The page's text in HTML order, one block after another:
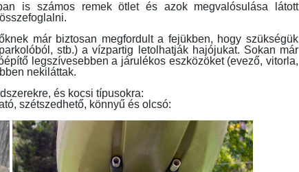
is számos remek ötlet és azok megvalósulása látott
már biztosan megfordult a fejükben, hogy szükségük
stb.) a vízpartig letolhatják hajójukat. Sokan már
legszívesebben a járulékos eszközöket (evező, vitorla,
nekiláttak.
és kocsi típusokra:
szétszedhető, könnyű és olcsó: